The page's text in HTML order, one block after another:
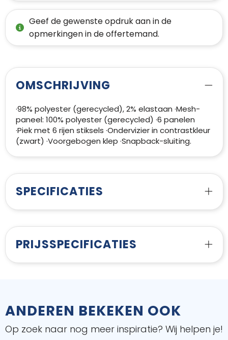
Geef de gewenste opdruk aan in de
opmerkingen in de offertemand.
OMSCHRIJVING
·98% polyester (gerecycled), 2% elastaan ·Mesh-
paneel: 100% polyester (gerecycled) ·6 panelen
·Piek met 6 rijen stiksels ·Ondervizier in contrastkleur
(zwart) ·Voorgebogen klep ·Snapback-sluiting.
SPECIFICATIES
PRIJSSPECIFICATIES
ANDEREN BEKEKEN OOK
Op zoek naar nog meer inspiratie? Wij helpen je!